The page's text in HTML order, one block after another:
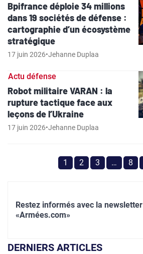
Bpifrance déploie 34 millions
dans 19 sociétés de défense :
cartographie d’un écosystème
stratégique
17 juin 2026•Jehanne Duplaa
Actu défense
Robot militaire VARAN : la
rupture tactique face aux
leçons de l’Ukraine
17 juin 2026•Jehanne Duplaa
1 2 3 … 8
Restez informés avec la newsletter
«Armées.com»
DERNIERS ARTICLES